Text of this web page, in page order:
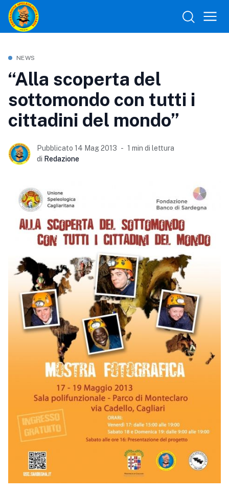
NEWS
“Alla scoperta del
sottomondo con tutti i
cittadini del mondo”
Pubblicato 14 Mag 2013
1 min di lettura
di Redazione